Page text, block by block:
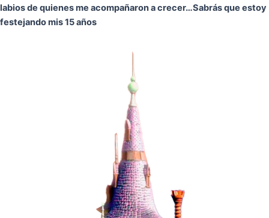
labios de quienes me acompañaron a crecer…Sabrás que estoy
festejando mis 15 años